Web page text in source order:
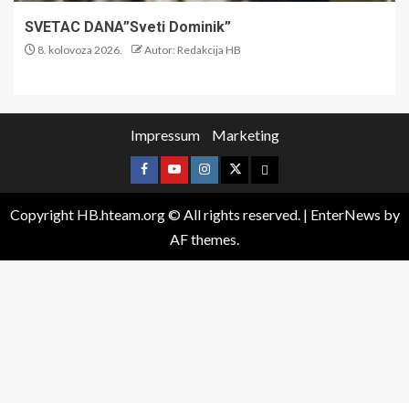
SVETAC DANA”Sveti Dominik”
8. kolovoza 2026. Autor: Redakcija HB
Impressum Marketing
Copyright HB.hteam.org © All rights reserved. | EnterNews by
AF themes.